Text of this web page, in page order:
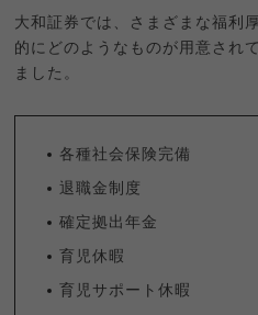
大和証券では、さまざまな福利
的にどのようなものが用意され
ました。
各種社会保険完備
退職金制度
確定拠出年金
育児休暇
育児サポート休暇